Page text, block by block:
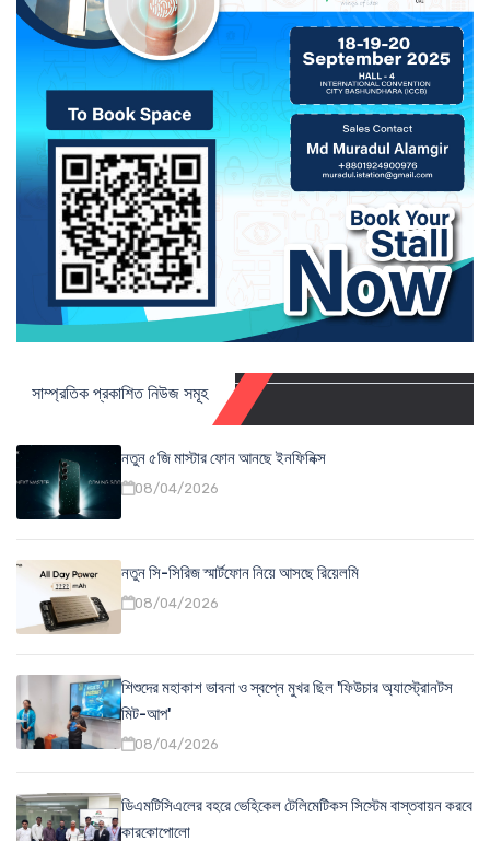
সাম্প্রতিক প্রকাশিত নিউজ সমূহ
নতুন ৫জি মাস্টার ফোন আনছে ইনফিনিক্স
08/04/2026
নতুন সি-সিরিজ স্মার্টফোন নিয়ে আসছে রিয়েলমি
08/04/2026
শিশুদের মহাকাশ ভাবনা ও স্বপ্নে মুখর ছিল 'ফিউচার অ্যাস্ট্রোনটস
মিট-আপ'
08/04/2026
ডিএমটিসিএলের বহরে ভেহিকেল টেলিমেটিকস সিস্টেম বাস্তবায়ন করবে
কারকোপোলো